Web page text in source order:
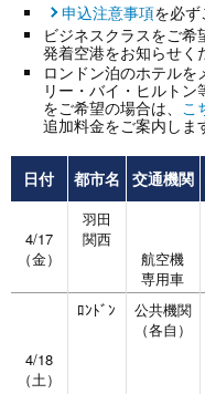
申込注意事項を必ず
ビジネスクラスをご希
発着空港をお知らせく
ロンドン泊のホテル
リー・バイ・ヒルト
をご希望の場合は、 こ
追加料金をご案内しま
日付 都市名 交通機関
4/17
（金）
羽田
関西
航空機
専用車
4/18
（土）
ﾛﾝﾄﾞﾝ
公共機関
（各自）